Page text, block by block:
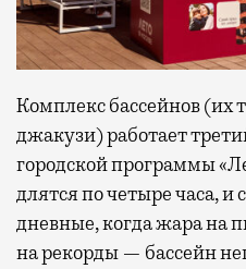
Комплекс бассейнов (их
джакузи) работает
городской программы
длятся по четыре часа,
дневные, когда жара на
на рекорды — бассейн